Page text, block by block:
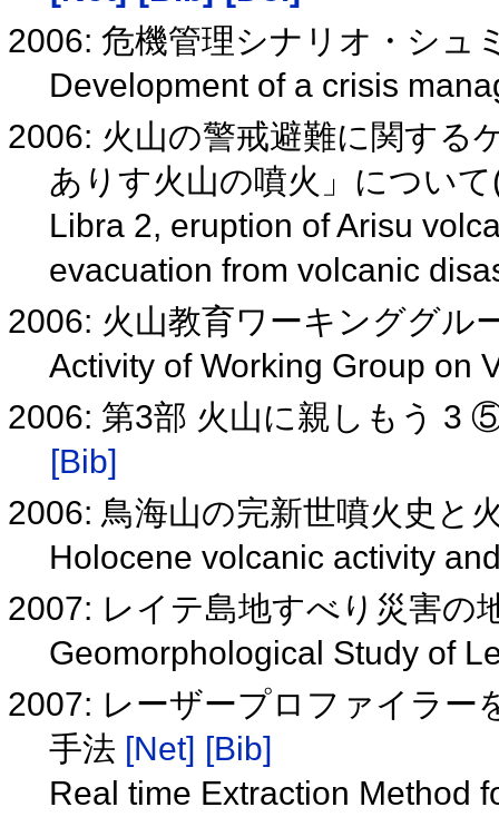
2006: 危機管理シナリオ・シュ
Development of a crisis
2006: 火山の警戒避難に関する
ありす火山の噴火」につい
Libra 2, eruption of Arisu
evacuation from volcanic
2006: 火山教育ワーキンググル
Activity of Working Group on
2006: 第3部 火山に親しもう 3
[Bib]
2006: 鳥海山の完新世噴火史と
Holocene volcanic activity
2007: レイテ島地すべり災害の
Geomorphological Study of
2007: レーザープロファイラー
手法 [Net] [Bib]
Real time Extraction Method